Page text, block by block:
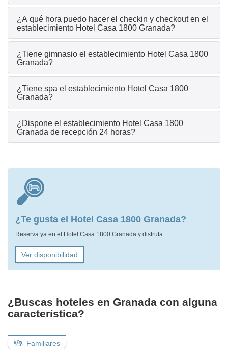
¿A qué hora puedo hacer el checkin y checkout en el
establecimiento Hotel Casa 1800 Granada?
¿Tiene gimnasio el establecimiento Hotel Casa 1800
Granada?
¿Tiene spa el establecimiento Hotel Casa 1800
Granada?
¿Dispone el establecimiento Hotel Casa 1800
Granada de recepción 24 horas?
¿Te gusta el Hotel Casa 1800 Granada?
Reserva ya en el Hotel Casa 1800 Granada y disfruta
Ver disponibilidad
¿Buscas hoteles en Granada con alguna
característica?
Familiares